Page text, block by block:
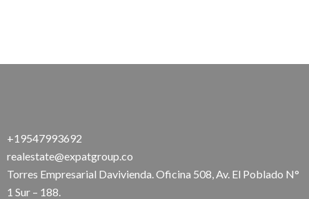
+19547993692
realestate@expatgroup.co
Torres Empresarial Davivienda. Oficina 508, Av. El Poblado N°
1 Sur – 188.